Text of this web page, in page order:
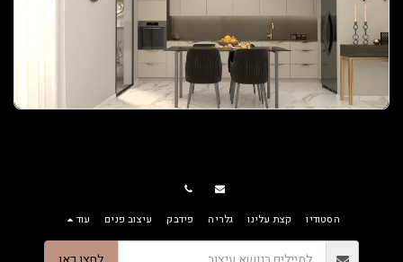
הסטודיו קצת עלינו גלריה פידבק עיצוב פנים עוד